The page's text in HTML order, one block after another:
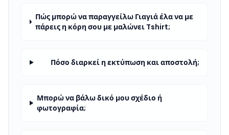
Πώς μπορώ να παραγγείλω Γιαγιά έλα να με
πάρεις η κόρη σου με μαλώνει Tshirt;
Πόσο διαρκεί η εκτύπωση και αποστολή;
Μπορώ να βάλω δικό μου σχέδιο ή
φωτογραφία;